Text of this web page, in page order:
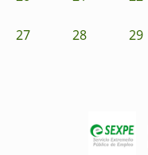
27 28 29